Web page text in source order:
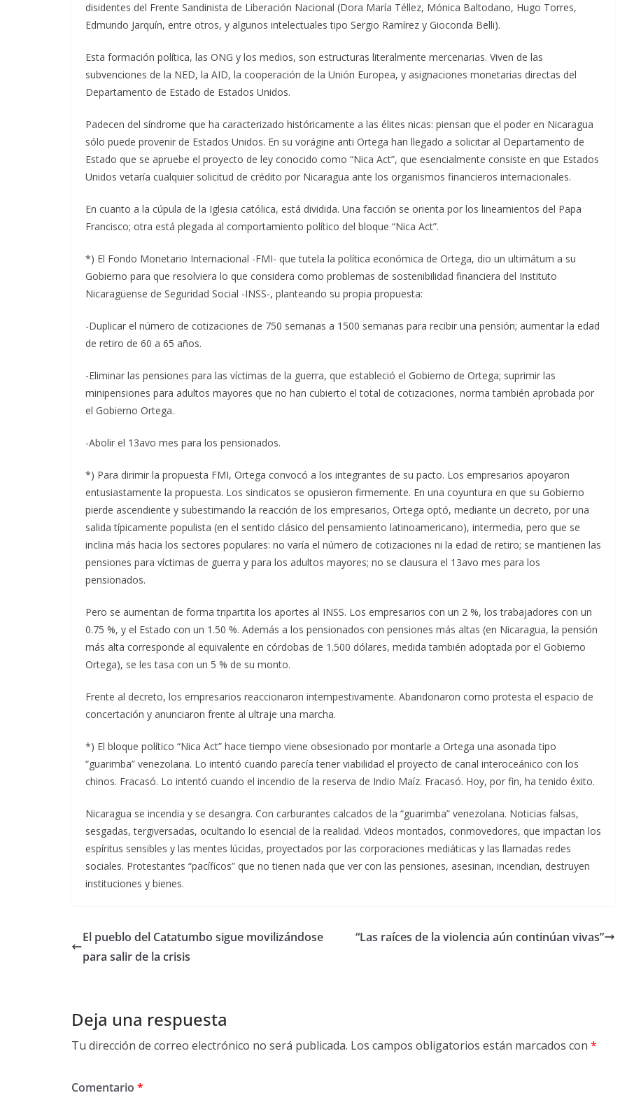
disidentes del Frente Sandinista de Liberación Nacional (Dora María Téllez, Mónica Baltodano, Hugo Torres,
Edmundo Jarquín, entre otros, y algunos intelectuales tipo Sergio Ramírez y Gioconda Belli).
Esta formación política, las ONG y los medios, son estructuras literalmente mercenarias. Viven de las
subvenciones de la NED, la AID, la cooperación de la Unión Europea, y asignaciones monetarias directas del
Departamento de Estado de Estados Unidos.
Padecen del síndrome que ha caracterizado históricamente a las élites nicas: piensan que el poder en Nicaragua
sólo puede provenir de Estados Unidos. En su vorágine anti Ortega han llegado a solicitar al Departamento de
Estado que se apruebe el proyecto de ley conocido como “Nica Act”, que esencialmente consiste en que Estados
Unidos vetaría cualquier solicitud de crédito por Nicaragua ante los organismos financieros internacionales.
En cuanto a la cúpula de la Iglesia católica, está dividida. Una facción se orienta por los lineamientos del Papa
Francisco; otra está plegada al comportamiento político del bloque “Nica Act”.
*) El Fondo Monetario Internacional -FMI- que tutela la política económica de Ortega, dio un ultimátum a su
Gobierno para que resolviera lo que considera como problemas de sostenibilidad financiera del Instituto
Nicaragüense de Seguridad Social -INSS-, planteando su propia propuesta:
-Duplicar el número de cotizaciones de 750 semanas a 1500 semanas para recibir una pensión; aumentar la edad
de retiro de 60 a 65 años.
-Eliminar las pensiones para las víctimas de la guerra, que estableció el Gobierno de Ortega; suprimir las
minipensiones para adultos mayores que no han cubierto el total de cotizaciones, norma también aprobada por
el Gobierno Ortega.
-Abolir el 13avo mes para los pensionados.
*) Para dirimir la propuesta FMI, Ortega convocó a los integrantes de su pacto. Los empresarios apoyaron
entusiastamente la propuesta. Los sindicatos se opusieron firmemente. En una coyuntura en que su Gobierno
pierde ascendiente y subestimando la reacción de los empresarios, Ortega optó, mediante un decreto, por una
salida típicamente populista (en el sentido clásico del pensamiento latinoamericano), intermedia, pero que se
inclina más hacia los sectores populares: no varía el número de cotizaciones ni la edad de retiro; se mantienen las
pensiones para víctimas de guerra y para los adultos mayores; no se clausura el 13avo mes para los
pensionados.
Pero se aumentan de forma tripartita los aportes al INSS. Los empresarios con un 2 %, los trabajadores con un
0.75 %, y el Estado con un 1.50 %. Además a los pensionados con pensiones más altas (en Nicaragua, la pensión
más alta corresponde al equivalente en córdobas de 1.500 dólares, medida también adoptada por el Gobierno
Ortega), se les tasa con un 5 % de su monto.
Frente al decreto, los empresarios reaccionaron intempestivamente. Abandonaron como protesta el espacio de
concertación y anunciaron frente al ultraje una marcha.
*) El bloque político “Nica Act” hace tiempo viene obsesionado por montarle a Ortega una asonada tipo
“guarimba” venezolana. Lo intentó cuando parecía tener viabilidad el proyecto de canal interoceánico con los
chinos. Fracasó. Lo intentó cuando el incendio de la reserva de Indio Maíz. Fracasó. Hoy, por fin, ha tenido éxito.
Nicaragua se incendia y se desangra. Con carburantes calcados de la “guarimba” venezolana. Noticias falsas,
sesgadas, tergiversadas, ocultando lo esencial de la realidad. Videos montados, conmovedores, que impactan los
espíritus sensibles y las mentes lúcidas, proyectados por las corporaciones mediáticas y las llamadas redes
sociales. Protestantes “pacíficos” que no tienen nada que ver con las pensiones, asesinan, incendian, destruyen
instituciones y bienes.
El pueblo del Catatumbo sigue movilizándose
para salir de la crisis
“Las raíces de la violencia aún continúan vivas”
Deja una respuesta
Tu dirección de correo electrónico no será publicada. Los campos obligatorios están marcados con *
Comentario *